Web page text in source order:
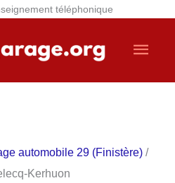
téléphonique
automobile 29 (Finistère) /
Kerhuon